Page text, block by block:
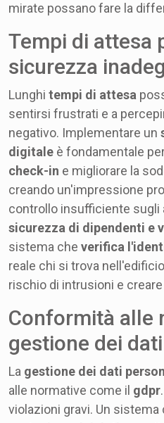
mirate possano fare la
Tempi di attesa
sicurezza
Lunghi tempi di attesa
sentirsi frustrati e a
negativo. Implementare un
digitale è fondamentale
check-in e migliorare la
creando un'impressione
controllo insufficiente
sicurezza di dipendenti e
sistema che verifica
reale chi si trova
rischio di intrusioni e
Conformità alle
gestione dei dati
La gestione dei dati
alle normative come il gdpr
violazioni gravi. Un